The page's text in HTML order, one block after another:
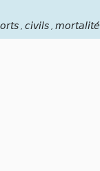
, civils , mortalité